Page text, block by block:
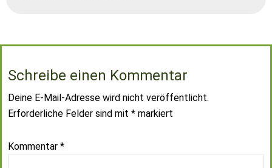
Schreibe einen Kommentar
Deine E-Mail-Adresse wird nicht veröffentlicht.
Erforderliche Felder sind mit * markiert
Kommentar *